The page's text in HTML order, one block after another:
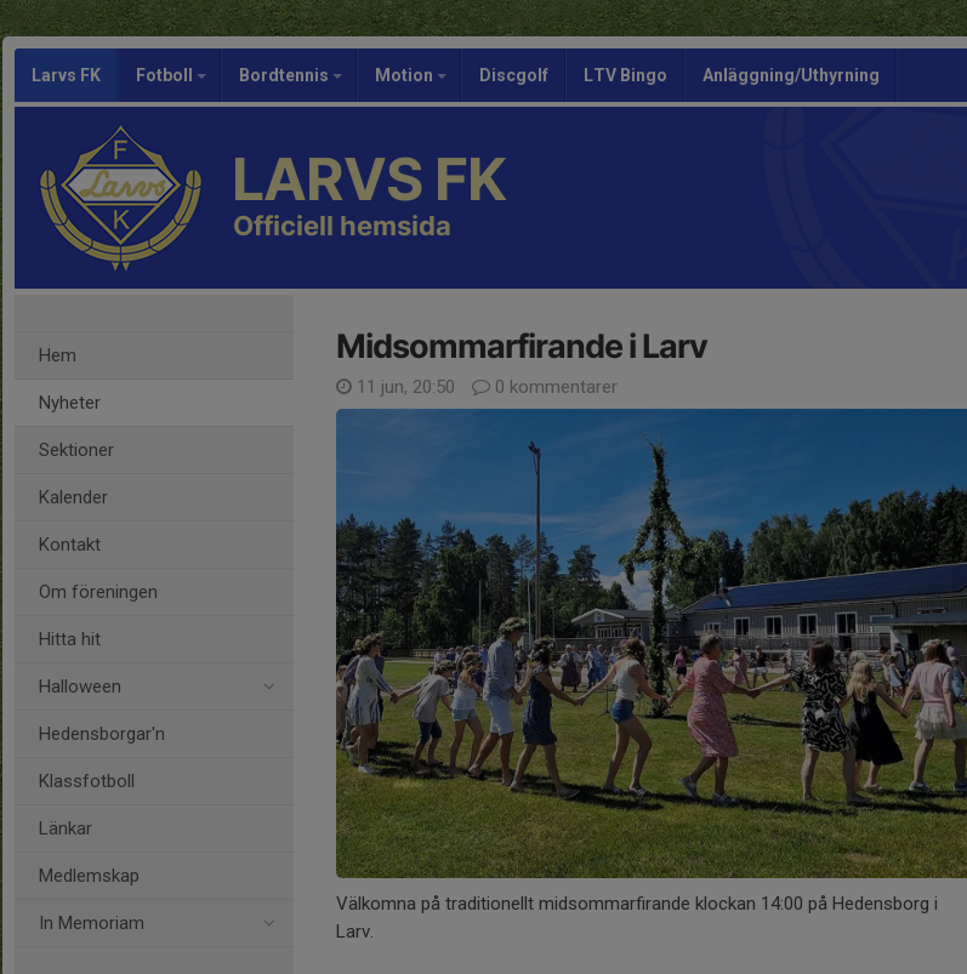
Larvs FK Fotboll Bordtennis Motion Discgolf LTV Bingo Anläggning/Uthyrning
LARVS FK
Officiell hemsida
Hem
Nyheter
Sektioner
Kalender
Kontakt
Om föreningen
Hitta hit
Halloween
Hedensborgar'n
Klassfotboll
Länkar
Medlemskap
In Memoriam
Midsommarfirande i Larv
11 jun, 20:50 0 kommentarer
Välkomna på traditionellt midsommarfirande klockan 14:00 på Hedensborg i
Larv.